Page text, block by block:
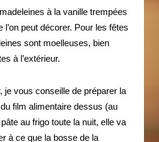
à la vanille trempées
l’on peut décorer. Pour les fêtes
sont moelleuses, bien
à l’extérieur.
je vous conseille de préparer la
film alimentaire dessus (au
au frigo toute la nuit, elle va
à ce que la bosse de la